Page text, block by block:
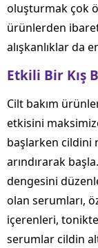
oluşturmak çok
ürünlerden ibaret
alışkanlıklar da
Etkili Bir Kış
Cilt bakım
etkisini
başlarken cildini
arındırarak
dengesini
olan serumları,
içerenleri,
serumlar cildin